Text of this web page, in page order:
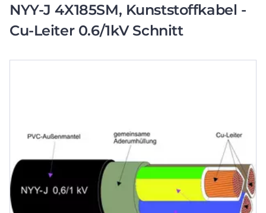
NYY-J 4X185SM, Kunststoffkabel -
Cu-Leiter 0.6/1kV Schnitt